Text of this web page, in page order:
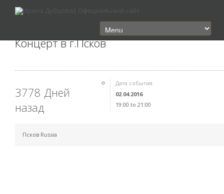
Концерт в г.Псков
3778 Дней
назад
Дата события
02.04.2016
19:00 to 21:00
Псков Russia